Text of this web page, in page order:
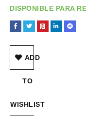
DISPONIBLE PARA
ADD
TO
WISHLIST